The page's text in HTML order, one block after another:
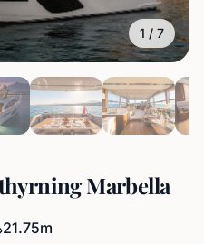
1 / 7
Marbella
21.75m